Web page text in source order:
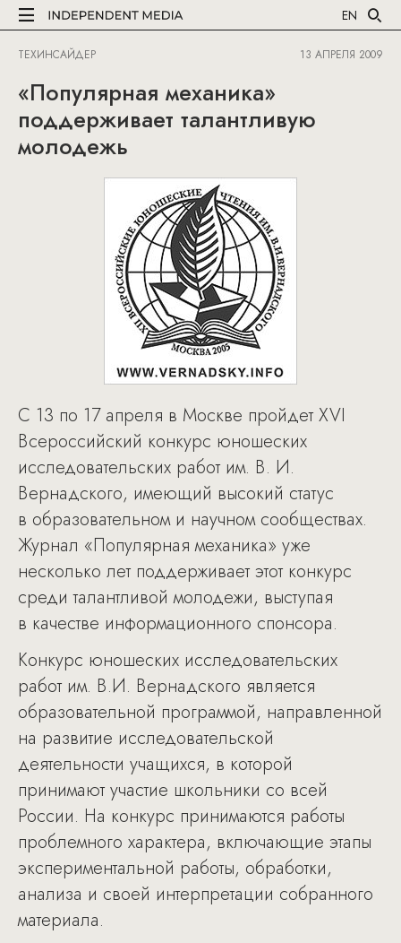
EN
ТЕХИНСАЙДЕР 13 АПРЕЛЯ 2009
«Популярная механика»
поддерживает талантливую
молодежь
С 13 по 17 апреля в Москве пройдет XVI
Всероссийский конкурс юношеских
исследовательских работ им. В. И.
Вернадского, имеющий высокий статус
в образовательном и научном сообществах.
Журнал «Популярная механика» уже
несколько лет поддерживает этот конкурс
среди талантливой молодежи, выступая
в качестве информационного спонсора.
Конкурс юношеских исследовательских
работ им. В.И. Вернадского является
образовательной программой, направленной
на развитие исследовательской
деятельности учащихся, в которой
принимают участие школьники со всей
России. На конкурс принимаются работы
проблемного характера, включающие этапы
экспериментальной работы, обработки,
анализа и своей интерпретации собранного
материала.